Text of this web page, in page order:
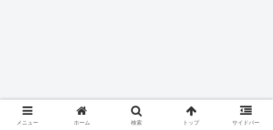
メニュー ホーム 検索 トップ サイドバー